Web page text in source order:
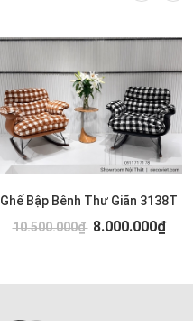
Ghế Bập Bênh Thư Giãn 3138T
10.500.000₫ 8.000.000₫